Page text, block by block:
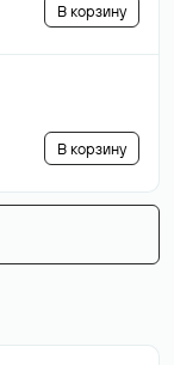
В корзину
В корзину